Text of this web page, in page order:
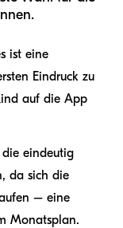
ist eine
Eindruck zu
auf die App
die eindeutig
da sich die
– eine
Monatsplan.